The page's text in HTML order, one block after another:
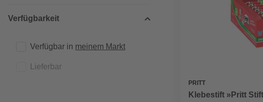
Verfügbarkeit
Verfügbar in meinem Markt
Lieferbar
PRITT
Klebestift »Pritt